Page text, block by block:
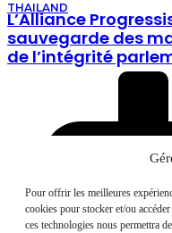
Pour offrir les meilleures
cookies pour stocker et/ou
ces technologies nous permettra
THAILAND
L’Alliance
sauvegarde des
de l’intégrité